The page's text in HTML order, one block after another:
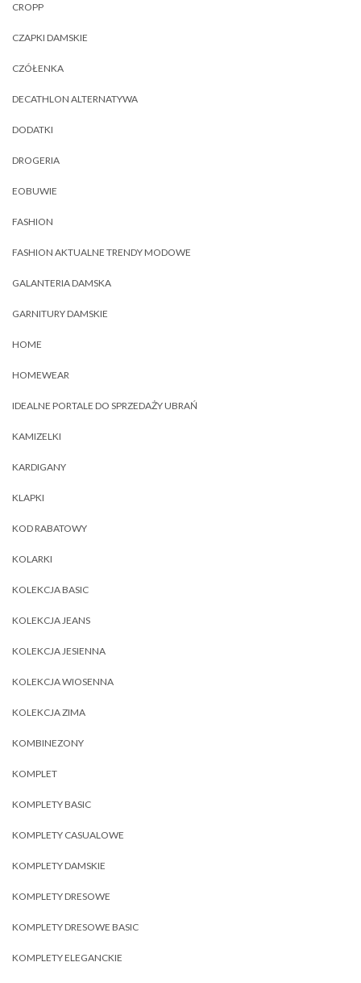
CROPP
CZAPKI DAMSKIE
CZÓŁENKA
DECATHLON ALTERNATYWA
DODATKI
DROGERIA
EOBUWIE
FASHION
FASHION AKTUALNE TRENDY MODOWE
GALANTERIA DAMSKA
GARNITURY DAMSKIE
HOME
HOMEWEAR
IDEALNE PORTALE DO SPRZEDAŻY UBRAŃ
KAMIZELKI
KARDIGANY
KLAPKI
KOD RABATOWY
KOLARKI
KOLEKCJA BASIC
KOLEKCJA JEANS
KOLEKCJA JESIENNA
KOLEKCJA WIOSENNA
KOLEKCJA ZIMA
KOMBINEZONY
KOMPLET
KOMPLETY BASIC
KOMPLETY CASUALOWE
KOMPLETY DAMSKIE
KOMPLETY DRESOWE
KOMPLETY DRESOWE BASIC
KOMPLETY ELEGANCKIE